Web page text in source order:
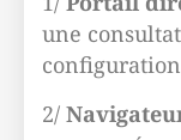
une
2/